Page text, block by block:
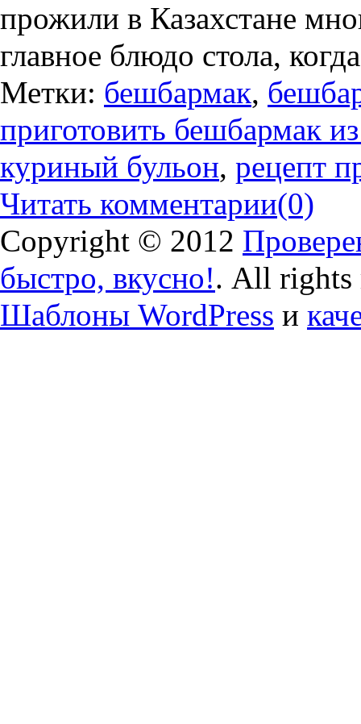
прожили в Казахстане
главное блюдо стола,
Метки: бешбармак,
приготовить бешбармак
куриный бульон, рецепт
Читать комментарии(0)
Copyright © 2012
быстро, вкусно!. All rights
Шаблоны WordPress и